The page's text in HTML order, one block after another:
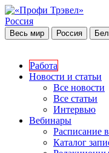
Россия
Весь мир Россия
Работа
Новости и статьи
Все новости
Все статьи
Интервью
Вебинары
Расписание
Каталог